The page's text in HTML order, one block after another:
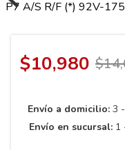
$10,980 $14,
Envío a domicilio: 3
Envío en sucursal: 1